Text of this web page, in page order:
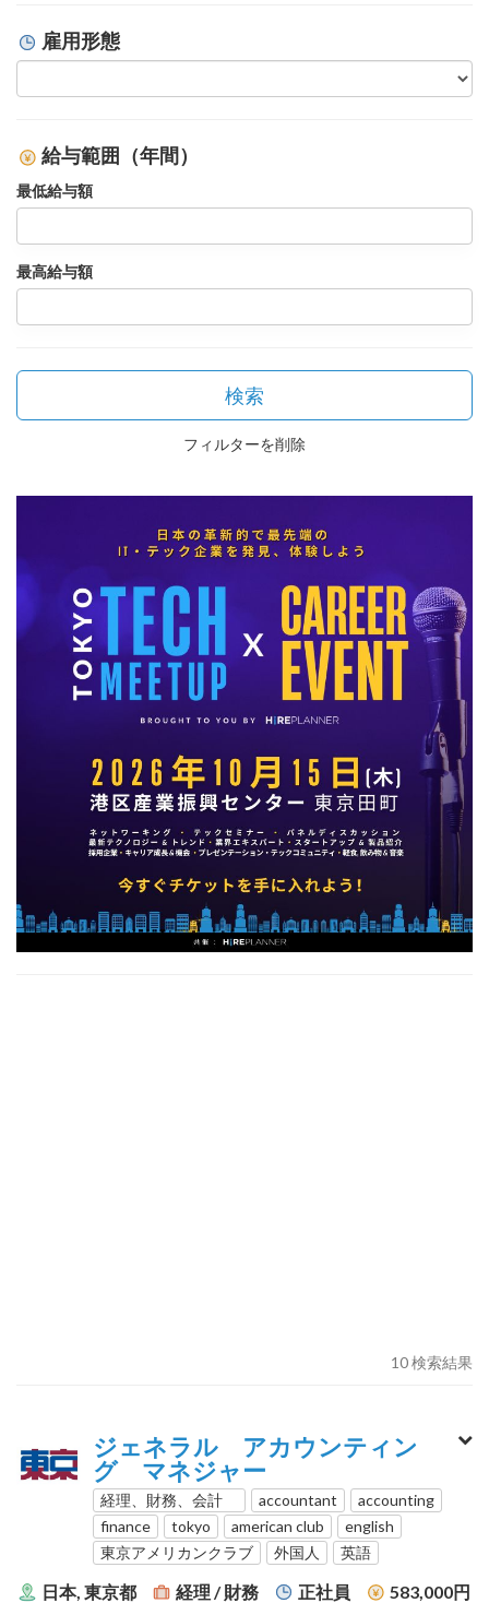
雇用形態
給与範囲（年間）
最低給与額
最高給与額
検索
フィルターを削除
10 検索結果
ジェネラル アカウンティン
グ マネジャー
経理、財務、会計 accountant
accounting
finance
tokyo american club
english
東京アメリカンクラブ
外国人 英語
日本, 東京都 経理 / 財務 正社員 583,000円